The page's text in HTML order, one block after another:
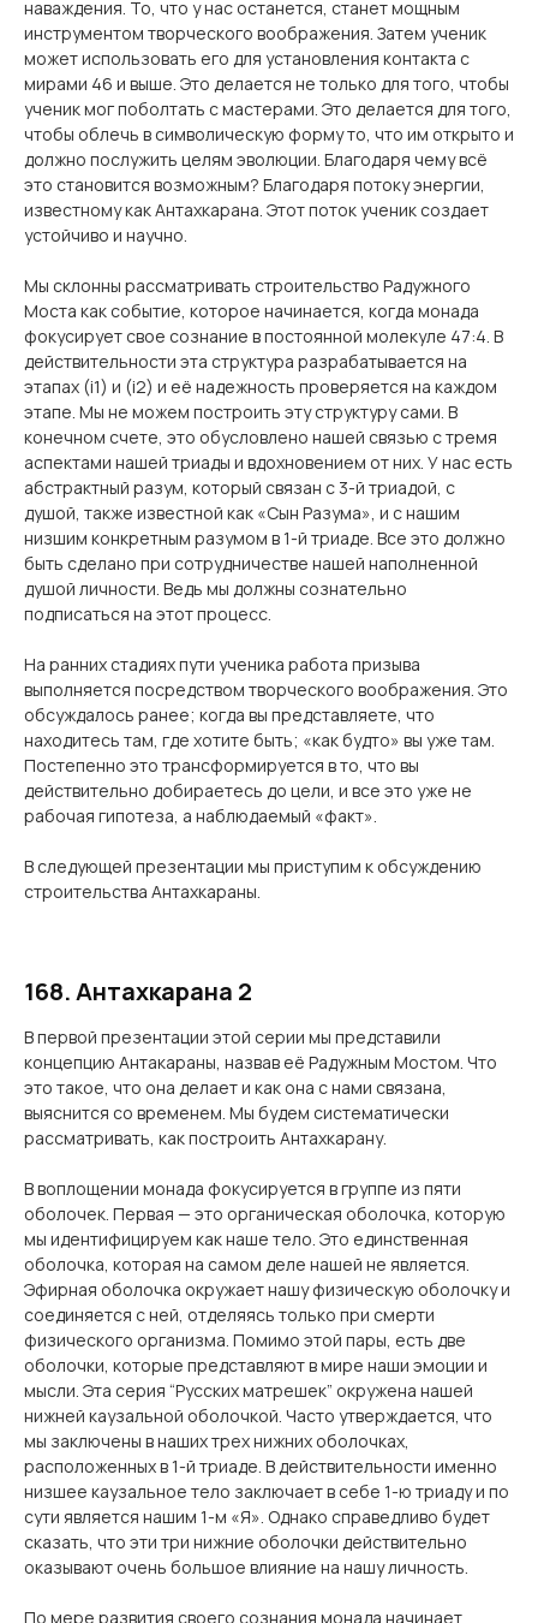
наваждения. То, что у нас останется, станет мощным
инструментом творческого воображения. Затем ученик
может использовать его для установления контакта с
мирами 46 и выше. Это делается не только для того, чтобы
ученик мог поболтать с мастерами. Это делается для того,
чтобы облечь в символическую форму то, что им открыто и
должно послужить целям эволюции. Благодаря чему всё
это становится возможным? Благодаря потоку энергии,
известному как Антахкарана. Этот поток ученик создает
устойчиво и научно.
Мы склонны рассматривать строительство Радужного
Моста как событие, которое начинается, когда монада
фокусирует свое сознание в постоянной молекуле 47:4. В
действительности эта структура разрабатывается на
этапах (i1) и (i2) и её надежность проверяется на каждом
этапе. Мы не можем построить эту структуру сами. В
конечном счете, это обусловлено нашей связью с тремя
аспектами нашей триады и вдохновением от них. У нас есть
абстрактный разум, который связан с 3-й триадой, с
душой, также известной как «Сын Разума», и с нашим
низшим конкретным разумом в 1-й триаде. Все это должно
быть сделано при сотрудничестве нашей наполненной
душой личности. Ведь мы должны сознательно
подписаться на этот процесс.
На ранних стадиях пути ученика работа призыва
выполняется посредством творческого воображения. Это
обсуждалось ранее; когда вы представляете, что
находитесь там, где хотите быть; «как будто» вы уже там.
Постепенно это трансформируется в то, что вы
действительно добираетесь до цели, и все это уже не
рабочая гипотеза, а наблюдаемый «факт».
В следующей презентации мы приступим к обсуждению
строительства Антахкараны.
168. Антахкарана 2
В первой презентации этой серии мы представили
концепцию Антакараны, назвав её Радужным Мостом. Что
это такое, что она делает и как она с нами связана,
выяснится со временем. Мы будем систематически
рассматривать, как построить Антахкарану.
В воплощении монада фокусируется в группе из пяти
оболочек. Первая — это органическая оболочка, которую
мы идентифицируем как наше тело. Это единственная
оболочка, которая на самом деле нашей не является.
Эфирная оболочка окружает нашу физическую оболочку и
соединяется с ней, отделяясь только при смерти
физического организма. Помимо этой пары, есть две
оболочки, которые представляют в мире наши эмоции и
мысли. Эта серия “Русских матрешек” окружена нашей
нижней каузальной оболочкой. Часто утверждается, что
мы заключены в наших трех нижних оболочках,
расположенных в 1-й триаде. В действительности именно
низшее каузальное тело заключает в себе 1-ю триаду и по
сути является нашим 1-м «Я». Однако справедливо будет
сказать, что эти три нижние оболочки действительно
оказывают очень большое влияние на нашу личность.
По мере развития своего сознания монада начинает